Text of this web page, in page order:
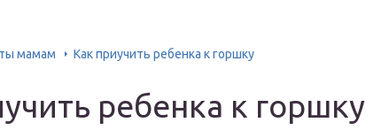
мамам Как приучить ребенка к горшку
ребенка к горшку